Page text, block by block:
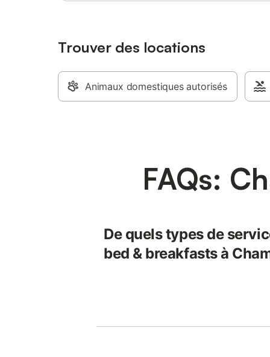
Trouver des locations
Animaux domestiques autorisés
FAQs:
De quels types de
bed & breakfasts à